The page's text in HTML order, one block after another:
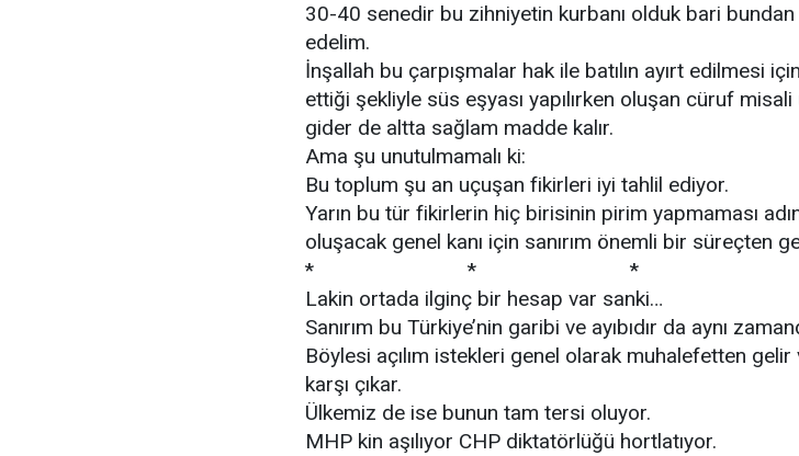
30-40 senedir bu zihniyetin kurbanı olduk bari
edelim.
İnşallah bu çarpışmalar hak ile batılın ayırt edilmesi
ettiği şekliyle süs eşyası yapılırken oluşan cüruf
gider de altta sağlam madde kalır.
Ama şu unutulmamalı ki:
Bu toplum şu an uçuşan fikirleri iyi tahlil ediyor.
Yarın bu tür fikirlerin hiç birisinin pirim yapmaması
oluşacak genel kanı için sanırım önemli bir süreçten
* * *
Lakin ortada ilginç bir hesap var sanki…
Sanırım bu Türkiye’nin garibi ve ayıbıdır da aynı
Böylesi açılım istekleri genel olarak muhalefetten
karşı çıkar.
Ülkemiz de ise bunun tam tersi oluyor.
MHP kin aşılıyor CHP diktatörlüğü hortlatıyor.